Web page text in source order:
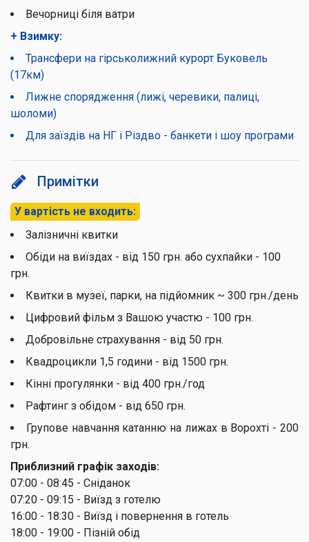
Вечорниці біля ватри
+ Взимку:
Трансфери на гірськолижний курорт Буковель
(17км)
Лижне спорядження (лижі, черевики, палиці,
шоломи)
Для заїздів на НГ і Різдво - банкети і шоу програми
Примітки
У вартість не входить:
Залізничні квитки
Обіди на виїздах - від 150 грн. або сухпайки - 100
грн.
Квитки в музеї, парки, на підйомник ~ 300 грн./день
Цифровий фільм з Вашою участю - 100 грн.
Добровільне страхування - від 50 грн.
Квадроцикли 1,5 години - від 1500 грн.
Кінні прогулянки - від 400 грн./год
Рафтинг з обідом - від 650 грн.
Групове навчання катанню на лижах в Ворохті - 200
грн.
Приблизний графік заходів:
07:00 - 08:45 - Сніданок
07:20 - 09:15 - Виїзд з готелю
16:00 - 18:30 - Виїзд і повернення в готель
18:00 - 19:00 - Пізній обід